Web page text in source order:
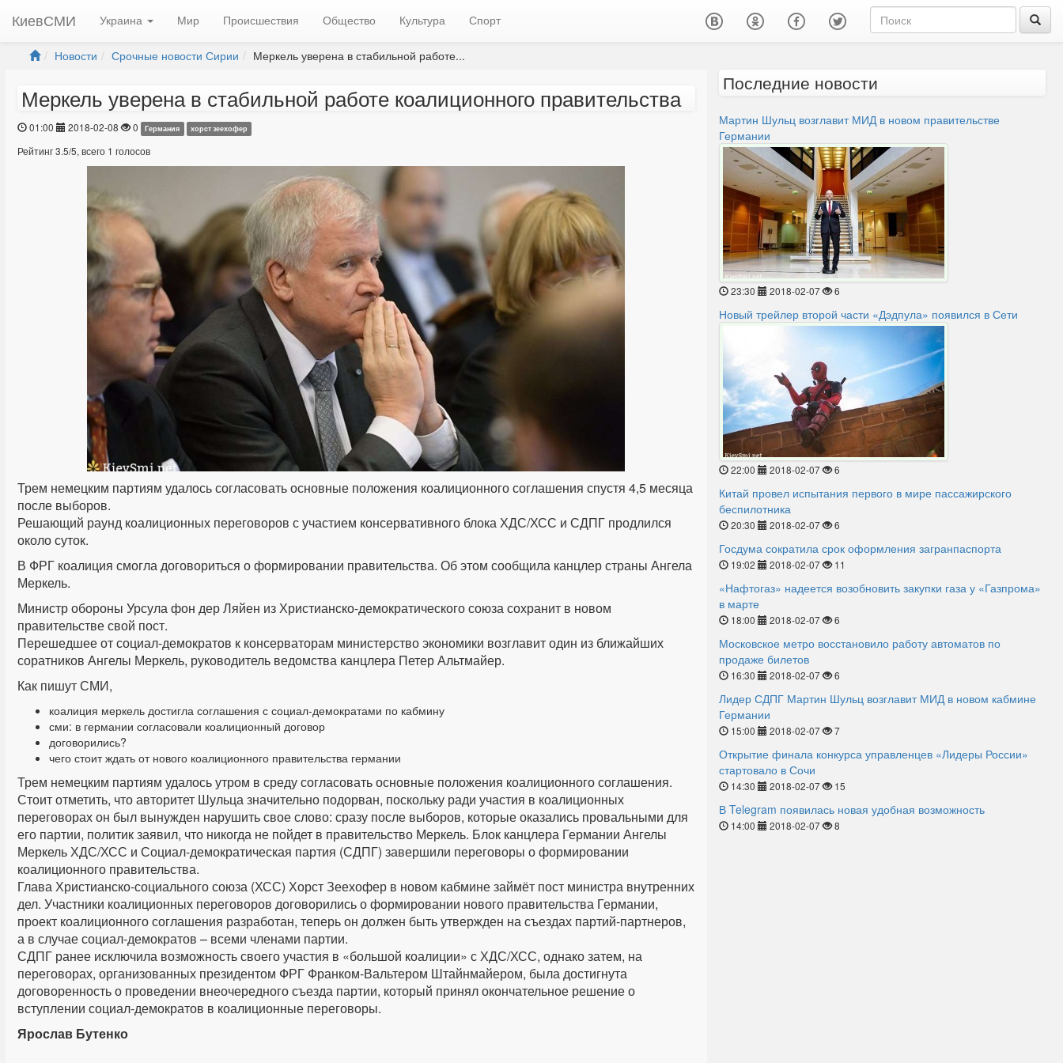
КиевСМИ Украина Мир Происшествия Общество Культура Спорт
Новости Срочные новости Сирии Меркель уверена в стабильной работе...
Меркель уверена в стабильной работе коалиционного правительства
01:00 2018-02-08 0 Германия хорст зеехофер
Рейтинг3.5/5, всего 1 голосов
Трем немецким партиям удалось согласовать основные положения коалиционного соглашения спустя 4,5 месяца
после выборов.
Решающий раунд коалиционных переговоров с участием консервативного блока ХДС/ХСС и СДПГ продлился
около суток.
В ФРГ коалиция смогла договориться о формировании правительства. Об этом сообщила канцлер страны Ангела
Меркель.
Министр обороны Урсула фон дер Ляйен из Христианско-демократического союза сохранит в новом
правительстве свой пост.
Перешедшее от социал-демократов к консерваторам министерство экономики возглавит один из ближайших
соратников Ангелы Меркель, руководитель ведомства канцлера Петер Альтмайер.
Как пишут СМИ,
коалиция меркель достигла соглашения с социал-демократами по кабмину
сми: в германии согласовали коалиционный договор
договорились?
чего стоит ждать от нового коалиционного правительства германии
Трем немецким партиям удалось утром в среду согласовать основные положения коалиционного соглашения.
Стоит отметить, что авторитет Шульца значительно подорван, поскольку ради участия в коалиционных
переговорах он был вынужден нарушить свое слово: сразу после выборов, которые оказались провальными для
его партии, политик заявил, что никогда не пойдет в правительство Меркель. Блок канцлера Германии Ангелы
Меркель ХДС/ХСС и Социал-демократическая партия (СДПГ) завершили переговоры о формировании
коалиционного правительства.
Глава Христианско-социального союза (ХСС) Хорст Зеехофер в новом кабмине займёт пост министра внутренних
дел. Участники коалиционных переговоров договорились о формировании нового правительства Германии,
проект коалиционного соглашения разработан, теперь он должен быть утвержден на съездах партий-партнеров,
а в случае социал-демократов – всеми членами партии.
СДПГ ранее исключила возможность своего участия в «большой коалиции» с ХДС/ХСС, однако затем, на
переговорах, организованных президентом ФРГ Франком-Вальтером Штайнмайером, была достигнута
договоренность о проведении внеочередного съезда партии, который принял окончательное решение о
вступлении социал-демократов в коалиционные переговоры.
Ярослав Бутенко
Последние новости
Мартин Шульц возглавит МИД в новом правительстве
Германии
23:30 2018-02-07 6
Новый трейлер второй части «Дэдпула» появился в Сети
22:00 2018-02-07 6
Китай провел испытания первого в мире пассажирского
беспилотника
20:30 2018-02-07 6
Госдума сократила срок оформления загранпаспорта
19:02 2018-02-07 11
«Нафтогаз» надеется возобновить закупки газа у «Газпрома»
в марте
18:00 2018-02-07 6
Московское метро восстановило работу автоматов по
продаже билетов
16:30 2018-02-07 6
Лидер СДПГ Мартин Шульц возглавит МИД в новом кабмине
Германии
15:00 2018-02-07 7
Открытие финала конкурса управленцев «Лидеры России»
стартовало в Сочи
14:30 2018-02-07 15
В Telegram появилась новая удобная возможность
14:00 2018-02-07 8